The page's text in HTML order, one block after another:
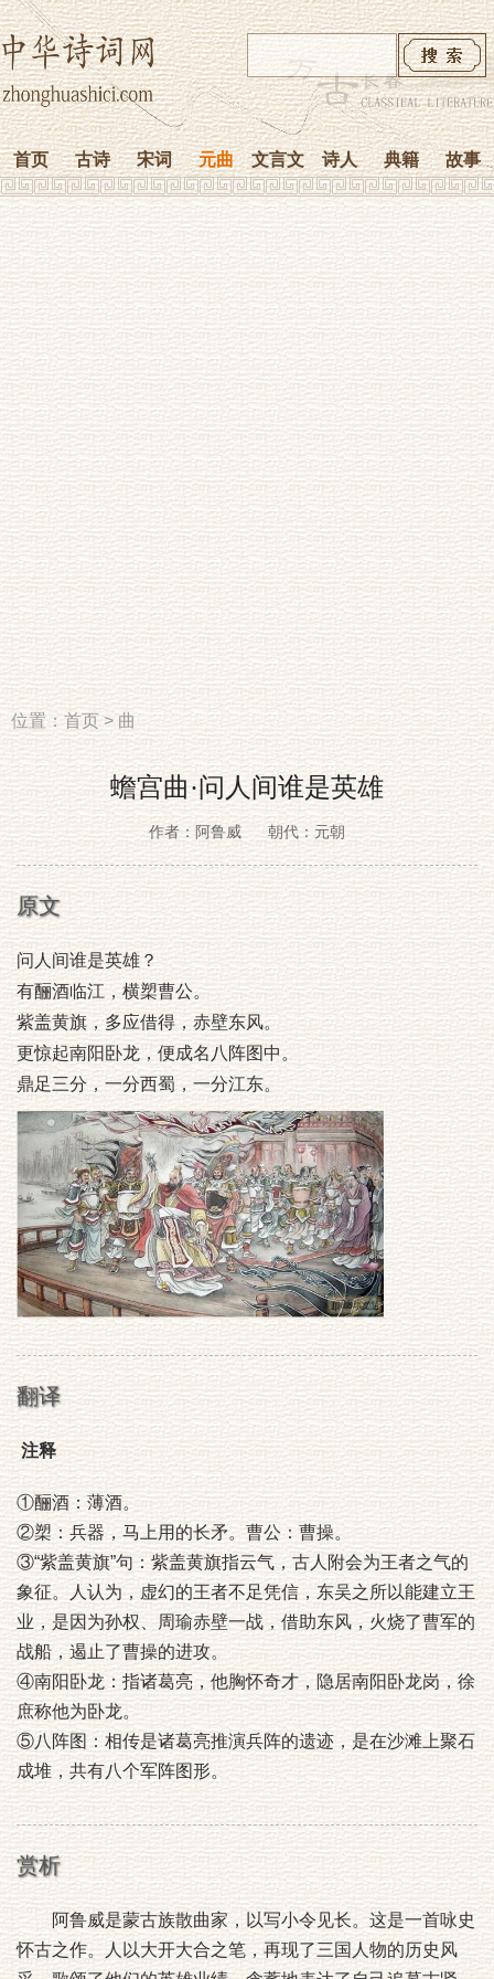
首页 古诗 宋词 元曲 文言文 诗人 典籍 故事
位置：首页>曲
蟾宫曲·问人间谁是英雄
作者：阿鲁威 朝代：元朝
原文
问人间谁是英雄？
有酾酒临江，横槊曹公。
紫盖黄旗，多应借得，赤壁东风。
更惊起南阳卧龙，便成名八阵图中。
鼎足三分，一分西蜀，一分江东。
翻译
注释
①酾酒：薄酒。
②槊：兵器，马上用的长矛。曹公：曹操。
③“紫盖黄旗”句：紫盖黄旗指云气，古人附会为王者之气的
象征。人认为，虚幻的王者不足凭信，东吴之所以能建立王
业，是因为孙权、周瑜赤壁一战，借助东风，火烧了曹军的
战船，遏止了曹操的进攻。
④南阳卧龙：指诸葛亮，他胸怀奇才，隐居南阳卧龙岗，徐
庶称他为卧龙。
⑤八阵图：相传是诸葛亮推演兵阵的遗迹，是在沙滩上聚石
成堆，共有八个军阵图形。
赏析
阿鲁威是蒙古族散曲家，以写小令见长。这是一首咏史
怀古之作。人以大开大合之笔，再现了三国人物的历史风